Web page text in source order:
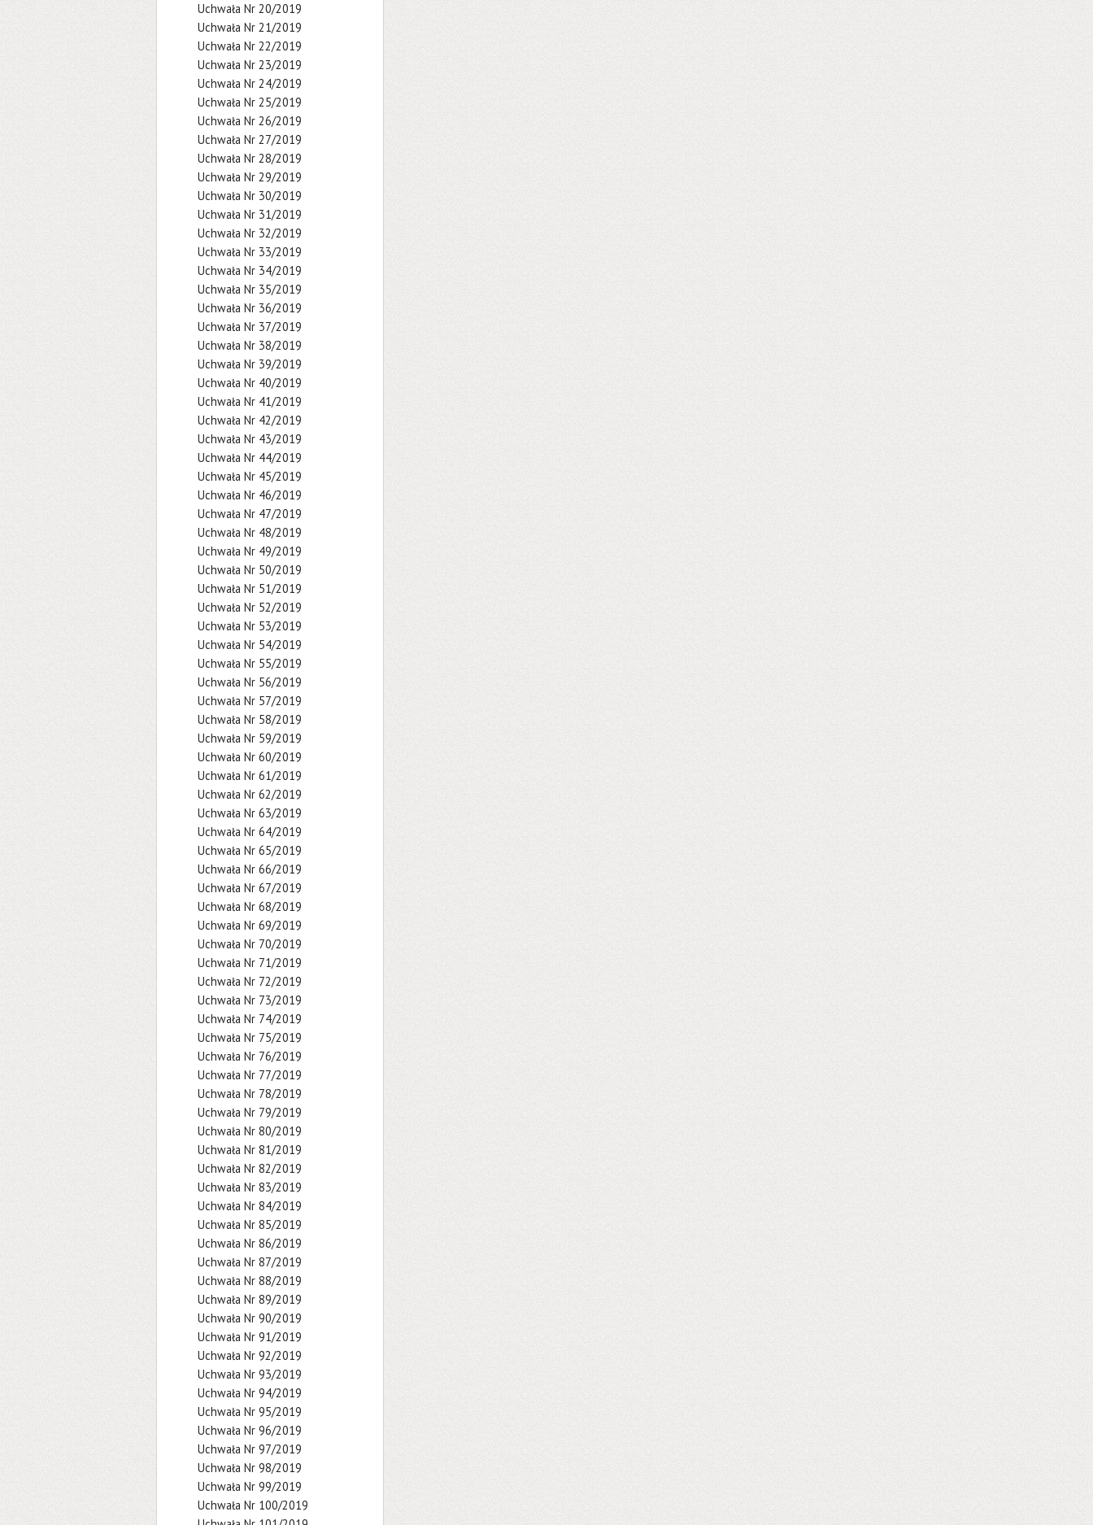
Uchwała Nr 20/2019
Uchwała Nr 21/2019
Uchwała Nr 22/2019
Uchwała Nr 23/2019
Uchwała Nr 24/2019
Uchwała Nr 25/2019
Uchwała Nr 26/2019
Uchwała Nr 27/2019
Uchwała Nr 28/2019
Uchwała Nr 29/2019
Uchwała Nr 30/2019
Uchwała Nr 31/2019
Uchwała Nr 32/2019
Uchwała Nr 33/2019
Uchwała Nr 34/2019
Uchwała Nr 35/2019
Uchwała Nr 36/2019
Uchwała Nr 37/2019
Uchwała Nr 38/2019
Uchwała Nr 39/2019
Uchwała Nr 40/2019
Uchwała Nr 41/2019
Uchwała Nr 42/2019
Uchwała Nr 43/2019
Uchwała Nr 44/2019
Uchwała Nr 45/2019
Uchwała Nr 46/2019
Uchwała Nr 47/2019
Uchwała Nr 48/2019
Uchwała Nr 49/2019
Uchwała Nr 50/2019
Uchwała Nr 51/2019
Uchwała Nr 52/2019
Uchwała Nr 53/2019
Uchwała Nr 54/2019
Uchwała Nr 55/2019
Uchwała Nr 56/2019
Uchwała Nr 57/2019
Uchwała Nr 58/2019
Uchwała Nr 59/2019
Uchwała Nr 60/2019
Uchwała Nr 61/2019
Uchwała Nr 62/2019
Uchwała Nr 63/2019
Uchwała Nr 64/2019
Uchwała Nr 65/2019
Uchwała Nr 66/2019
Uchwała Nr 67/2019
Uchwała Nr 68/2019
Uchwała Nr 69/2019
Uchwała Nr 70/2019
Uchwała Nr 71/2019
Uchwała Nr 72/2019
Uchwała Nr 73/2019
Uchwała Nr 74/2019
Uchwała Nr 75/2019
Uchwała Nr 76/2019
Uchwała Nr 77/2019
Uchwała Nr 78/2019
Uchwała Nr 79/2019
Uchwała Nr 80/2019
Uchwała Nr 81/2019
Uchwała Nr 82/2019
Uchwała Nr 83/2019
Uchwała Nr 84/2019
Uchwała Nr 85/2019
Uchwała Nr 86/2019
Uchwała Nr 87/2019
Uchwała Nr 88/2019
Uchwała Nr 89/2019
Uchwała Nr 90/2019
Uchwała Nr 91/2019
Uchwała Nr 92/2019
Uchwała Nr 93/2019
Uchwała Nr 94/2019
Uchwała Nr 95/2019
Uchwała Nr 96/2019
Uchwała Nr 97/2019
Uchwała Nr 98/2019
Uchwała Nr 99/2019
Uchwała Nr 100/2019